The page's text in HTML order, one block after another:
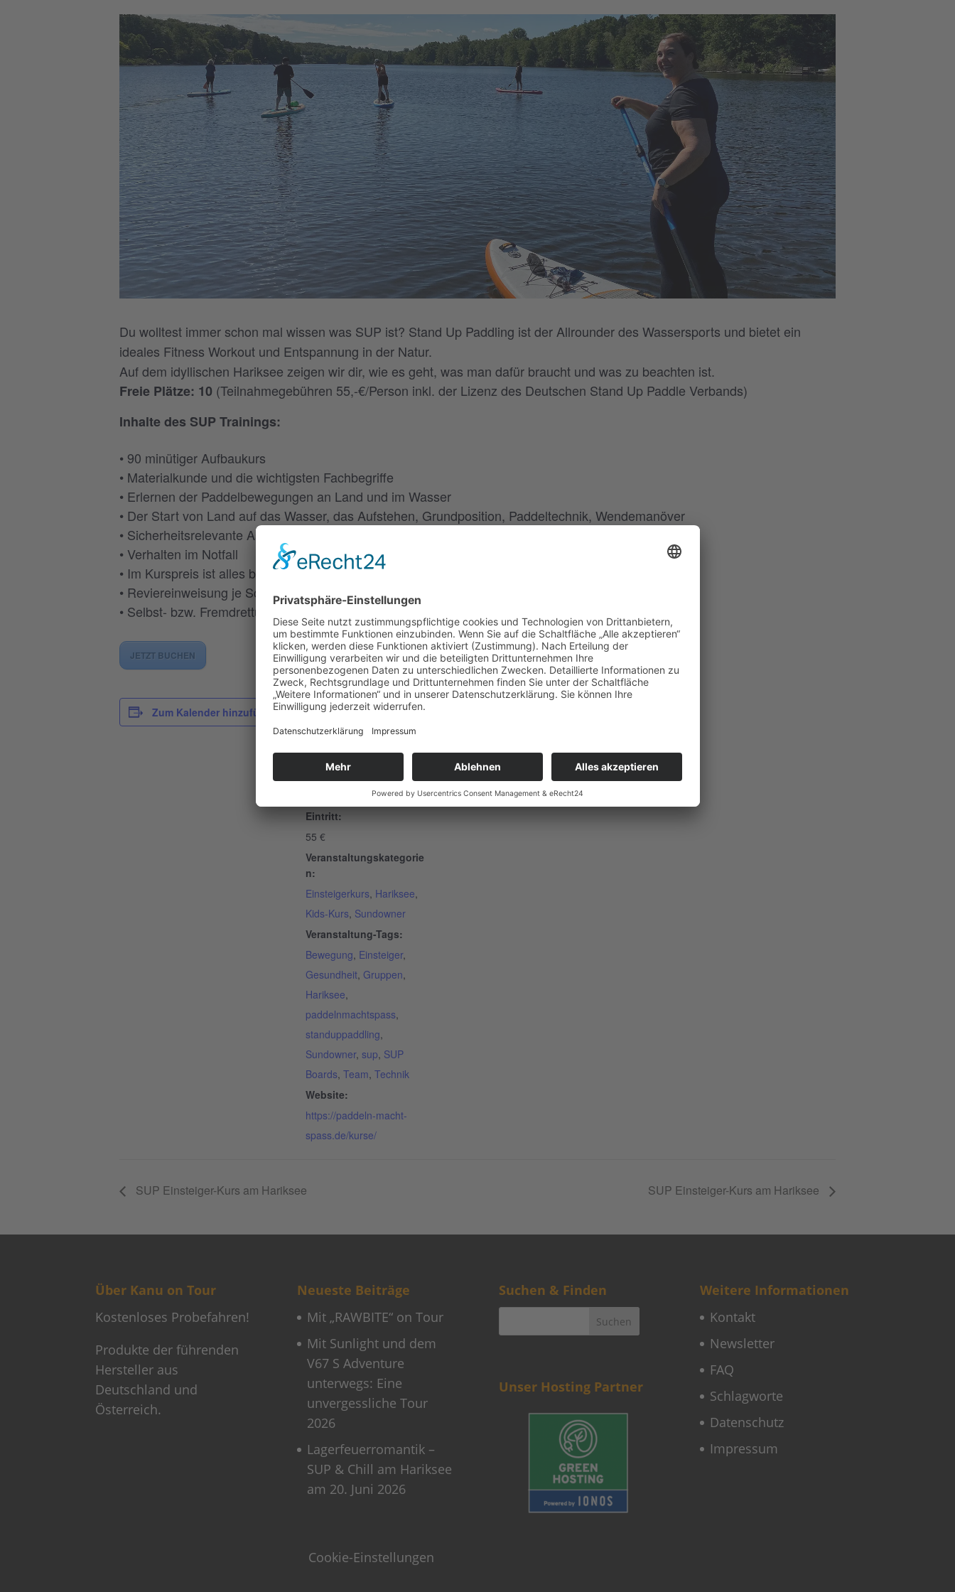
Du wolltest immer schon mal wissen was SUP ist? Stand Up Paddling ist der Allrounder des Wassersports und bietet ein
ideales Fitness Workout und Entspannung in der Natur.
Auf dem idyllischen Hariksee zeigen wir dir, wie es geht, was man dafür braucht und was zu beachten ist.
Freie Plätze: 10 (Teilnahmegebühren 55,-€/Person inkl. der Lizenz des Deutschen Stand Up Paddle Verbands)
Inhalte des SUP Trainings:
• 90 minütiger Aufbaukurs
• Materialkunde und die wichtigsten Fachbegriffe
• Erlernen der Paddelbewegungen an Land und im Wasser
• Der Start von Land auf das Wasser, das Aufstehen, Grundposition, Paddeltechnik, Wendemanöver
• Sicherheitsrelevante Aspekte am und auf dem Wasser
• Verhalten im Notfall
• Im Kurspreis ist alles benötigte Material (Board,Paddel, Boardleash) enthalten.
• Reviereinweisung je Schulungsort
• Selbst- bzw. Fremdrettung
JETZT BUCHEN
Zum Kalender hinzufügen
DETAILS
Datum:
16. Juni 2024
Zeit:
Eintritt:
55 €
Veranstaltungskategorie
n:
Einsteigerkurs, Hariksee,
Kids-Kurs, Sundowner
Veranstaltung-Tags:
Bewegung, Einsteiger,
Gesundheit, Gruppen,
Hariksee,
paddelnmachtspass,
standuppaddling,
Sundowner, sup, SUP
Boards, Team, Technik
Website:
https://paddeln-macht-
spass.de/kurse/
SUP Einsteiger-Kurs am Hariksee SUP Einsteiger-Kurs am Hariksee
Über Kanu on Tour
Kostenloses Probefahren!
Produkte der führenden
Hersteller aus
Deutschland und
Österreich.
Neueste Beiträge
Mit „RAWBITE“ on Tour
Mit Sunlight und dem
V67 S Adventure
unterwegs: Eine
unvergessliche Tour
2026
Lagerfeuerromantik –
SUP & Chill am Hariksee
am 20. Juni 2026
Cookie-Einstellungen
Suchen & Finden
Unser Hosting Partner
Weitere Informationen
Kontakt
Newsletter
FAQ
Schlagworte
Datenschutz
Impressum